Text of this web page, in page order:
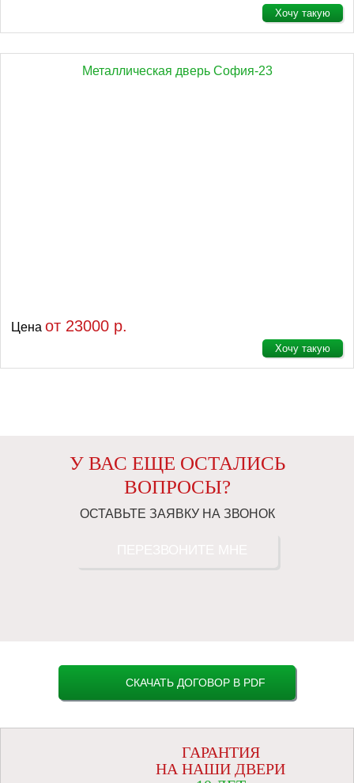
Хочу такую
Металлическая дверь София-23
Цена от 23000 р.
Хочу такую
У ВАС ЕЩЕ ОСТАЛИСЬ
ВОПРОСЫ?
ОСТАВЬТЕ ЗАЯВКУ НА ЗВОНОК
СКАЧАТЬ ДОГОВОР В PDF
ГАРАНТИЯ
НА НАШИ ДВЕРИ